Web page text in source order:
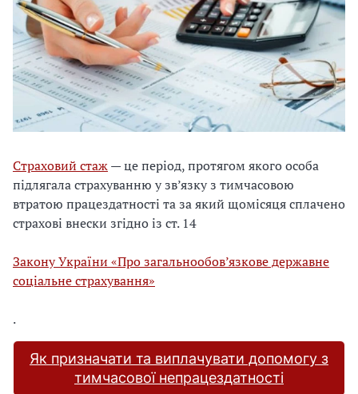
Страховий стаж— це період, протягом якого особа
підлягала страхуванню у зв’язку з тимчасовою
втратою працездатності та за який щомісяця сплачено
страхові внески згідно із ст. 14
Закону України «Про загальнообов’язкове державне
соціальне страхування»
.
Як призначати та виплачувати допомогу з
тимчасової непрацездатності